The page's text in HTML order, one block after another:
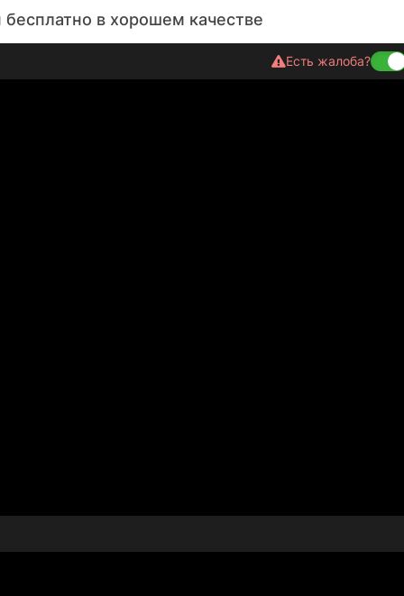
бесплатно в хорошем качестве
Есть жалоба?